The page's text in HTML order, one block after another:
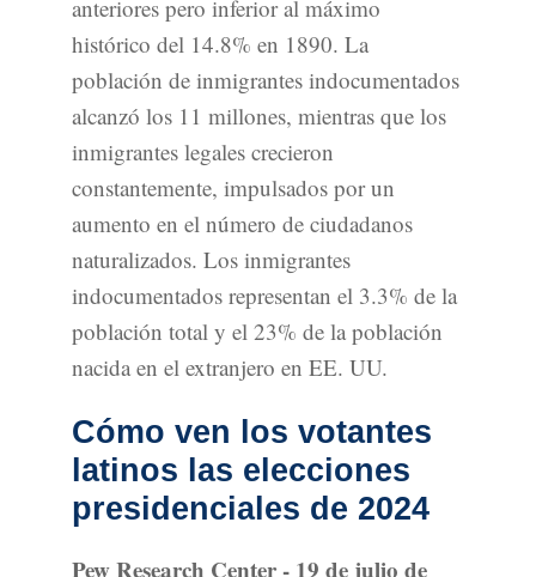
anteriores pero inferior al máximo
histórico del 14.8% en 1890. La
población de inmigrantes indocumentados
alcanzó los 11 millones, mientras que los
inmigrantes legales crecieron
constantemente, impulsados por un
aumento en el número de ciudadanos
naturalizados. Los inmigrantes
indocumentados representan el 3.3% de la
población total y el 23% de la población
nacida en el extranjero en EE. UU.
Cómo ven los votantes
latinos las elecciones
presidenciales de 2024
Pew Research Center - 19 de julio de